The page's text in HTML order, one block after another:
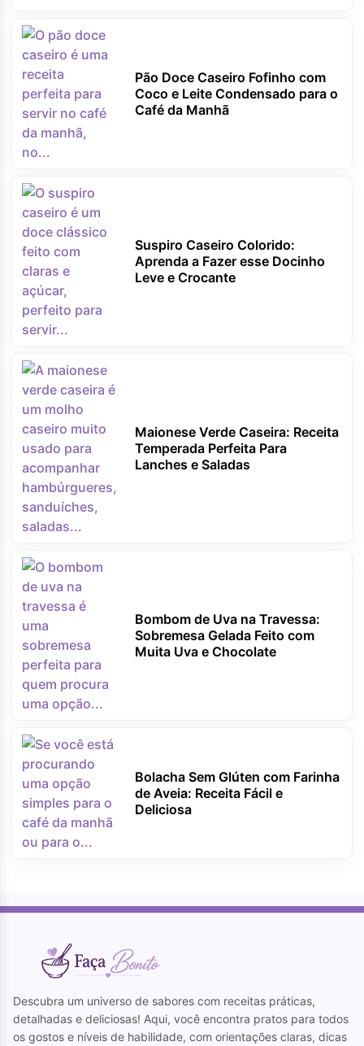
Pão Doce Caseiro Fofinho com
Coco e Leite Condensado para o
Café da Manhã
Suspiro Caseiro Colorido:
Aprenda a Fazer esse Docinho
Leve e Crocante
Maionese Verde Caseira: Receita
Temperada Perfeita Para
Lanches e Saladas
Bombom de Uva na Travessa:
Sobremesa Gelada Feito com
Muita Uva e Chocolate
Bolacha Sem Glúten com Farinha
de Aveia: Receita Fácil e
Deliciosa
Descubra um universo de sabores com receitas práticas,
detalhadas e deliciosas! Aqui, você encontra pratos para todos
os gostos e níveis de habilidade, com orientações claras, dicas